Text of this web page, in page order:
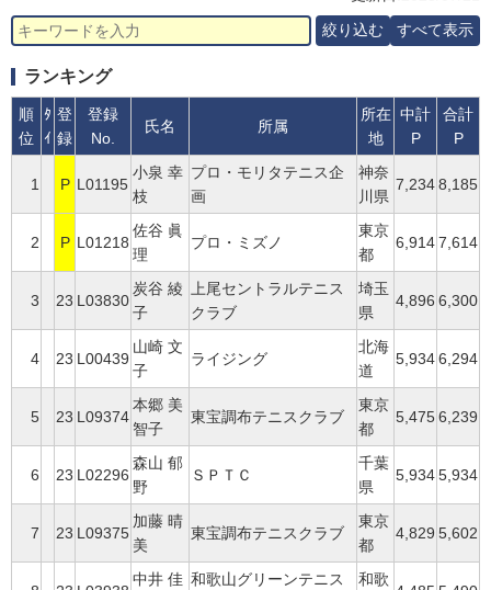
ランキング
順
位
ﾀ
ｲ
登
録
登録
No.
氏名 所属
所在
地
中計
P
合計
P
1 P L01195
小泉 幸
枝
プロ・モリタテニス企
画
神奈
川県
7,2348,185
2 P L01218
佐谷 眞
理
プロ・ミズノ
東京
都
6,9147,614
3 23 L03830
炭谷 綾
子
上尾セントラルテニス
クラブ
埼玉
県
4,896 6,300
4 23 L00439
山崎 文
子
ライジング
北海
道
5,9346,294
5 23 L09374
本郷 美
智子
東宝調布テニスクラブ
東京
都
5,4756,239
6 23 L02296
森山 郁
野
ＳＰＴＣ
千葉
県
5,9345,934
7 23 L09375
加藤 晴
美
東宝調布テニスクラブ
東京
都
4,829 5,602
中井 佳 和歌山グリーンテニス 和歌